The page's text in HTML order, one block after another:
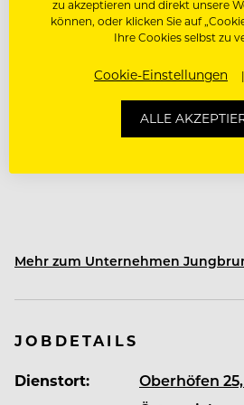
Mitten im Tannheimer Tal
wachsen und Arbeit Freude
Im Jungbrunn bist du Teil einer
Mehr zum Unternehmen
JOBDETAILS
Dienstort:
Oberhöfen
zu akzeptieren und direkt unsere
können, oder klicken Sie auf
Ihre Cookies selbst zu
Cookie-Einstellungen
ALLE